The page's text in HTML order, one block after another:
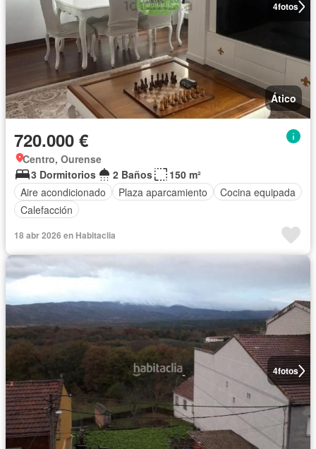
4fotos
Ático
720.000 €
Centro, Ourense
3 Dormitorios
2 Baños
150 m²
Aire acondicionado
Plaza aparcamiento
Cocina equipada
Calefacción
18 abr 2026 en Habitaclia
4fotos